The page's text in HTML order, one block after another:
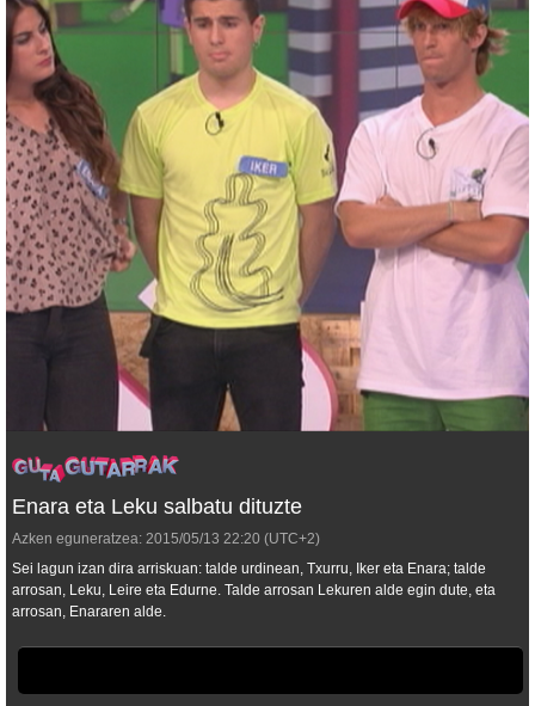
Enara eta Leku salbatu dituzte
Azken eguneratzea: 2015/05/13 22:20 (UTC+2)
Sei lagun izan dira arriskuan: talde urdinean, Txurru, Iker eta Enara; talde
arrosan, Leku, Leire eta Edurne. Talde arrosan Lekuren alde egin dute, eta
arrosan, Enararen alde.